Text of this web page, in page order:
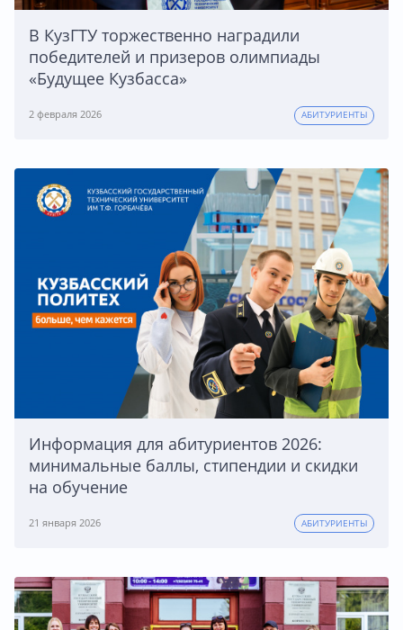
В КузГТУ торжественно наградили
победителей и призеров олимпиады
«Будущее Кузбасса»
2 февраля 2026 АБИТУРИЕНТЫ
Информация для абитуриентов 2026:
минимальные баллы, стипендии и скидки
на обучение
21 января 2026 АБИТУРИЕНТЫ